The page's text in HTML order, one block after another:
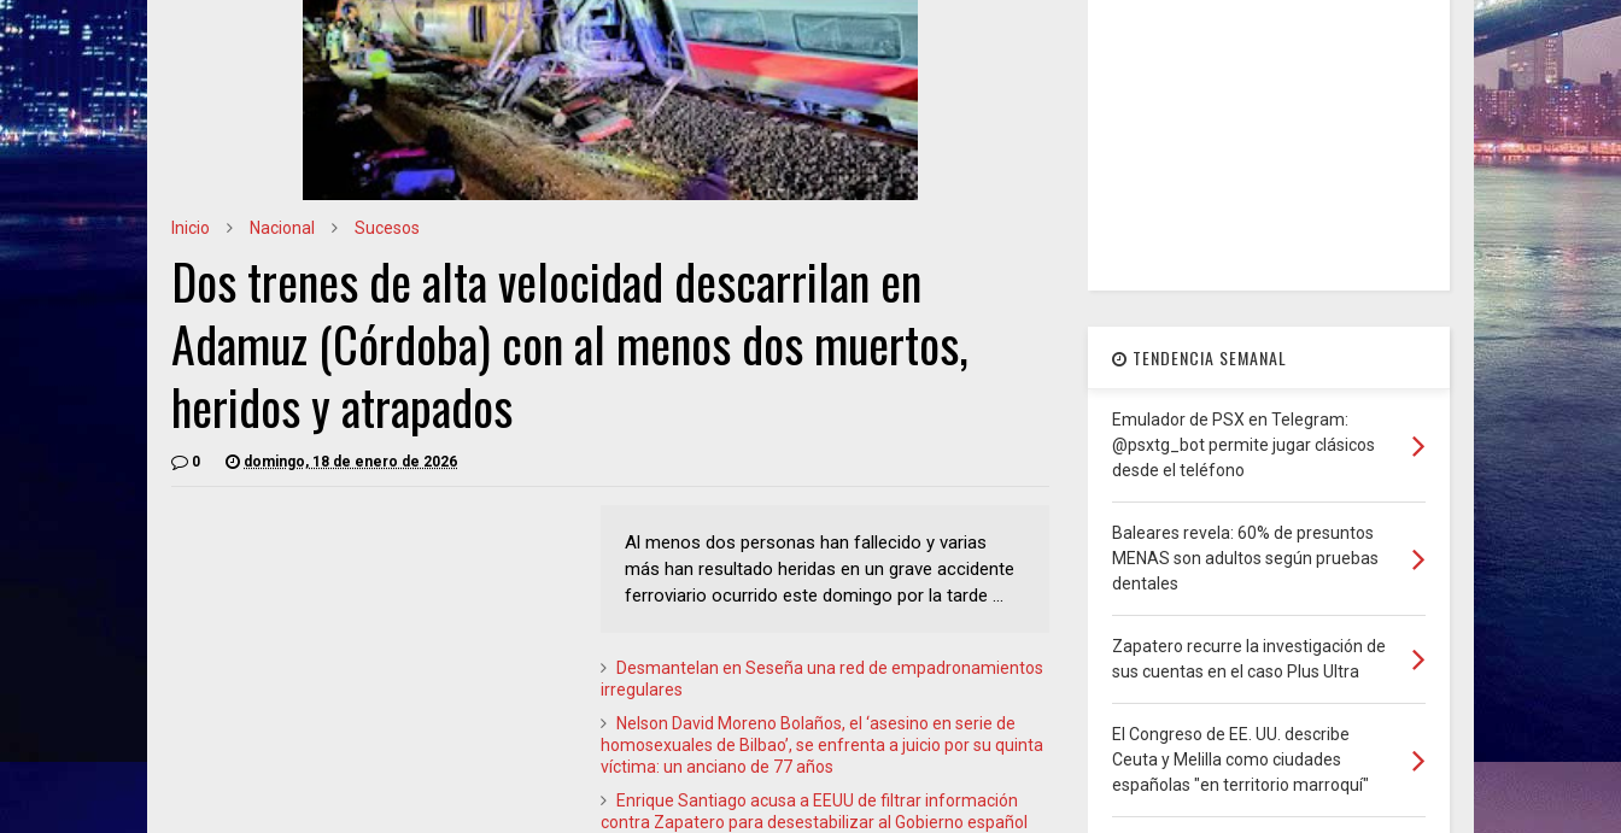
Inicio Nacional Sucesos
Dos trenes de alta velocidad descarrilan en
Adamuz (Córdoba) con al menos dos muertos,
heridos y atrapados
0 domingo, 18 de enero de 2026
Al menos dos personas han fallecido y varias
más han resultado heridas en un grave accidente
ferroviario ocurrido este domingo por la tarde ...
Desmantelan en Seseña una red de empadronamientos
irregulares
Nelson David Moreno Bolaños, el ‘asesino en serie de
homosexuales de Bilbao’, se enfrenta a juicio por su quinta
víctima: un anciano de 77 años
Enrique Santiago acusa a EEUU de filtrar información
contra Zapatero para desestabilizar al Gobierno español
TENDENCIA SEMANAL
Emulador de PSX en Telegram:
@psxtg_bot permite jugar clásicos
desde el teléfono
Baleares revela: 60% de presuntos
MENAS son adultos según pruebas
dentales
Zapatero recurre la investigación de
sus cuentas en el caso Plus Ultra
El Congreso de EE. UU. describe
Ceuta y Melilla como ciudades
españolas "en territorio marroquí"